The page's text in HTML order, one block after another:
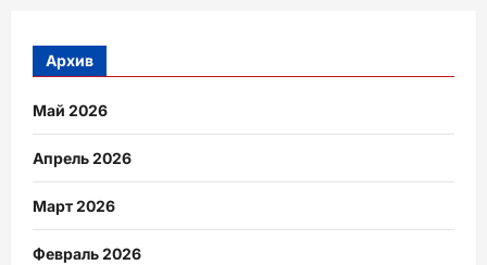
Архив
Май 2026
Апрель 2026
Март 2026
Февраль 2026